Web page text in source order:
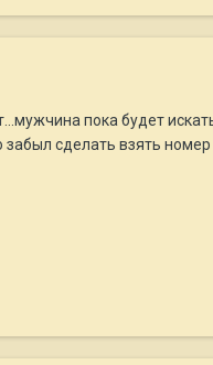
пока будет
забыл сделать взять